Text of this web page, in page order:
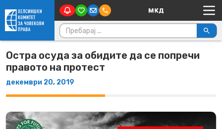
Skip to content Main Navigation
Пребарувај за:
Остра осуда за обидите да се попречи
правото на протест
декември 20, 2019